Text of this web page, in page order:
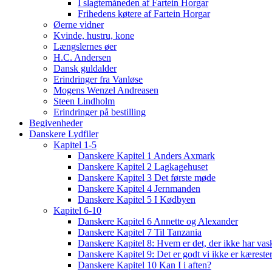
I slagtemåneden af Fartein Horgar
Frihedens køtere af Fartein Horgar
Øerne vidner
Kvinde, hustru, kone
Længslernes øer
H.C. Andersen
Dansk guldalder
Erindringer fra Vanløse
Mogens Wenzel Andreasen
Steen Lindholm
Erindringer på bestilling
Begivenheder
Danskere Lydfiler
Kapitel 1-5
Danskere Kapitel 1 Anders Axmark
Danskere Kapitel 2 Lagkagehuset
Danskere Kapitel 3 Det første møde
Danskere Kapitel 4 Jernmanden
Danskere Kapitel 5 I Kødbyen
Kapitel 6-10
Danskere Kapitel 6 Annette og Alexander
Danskere Kapitel 7 Til Tanzania
Danskere Kapitel 8: Hvem er det, der ikke har
Danskere Kapitel 9: Det er godt vi ikke er
Danskere Kapitel 10 Kan I i aften?